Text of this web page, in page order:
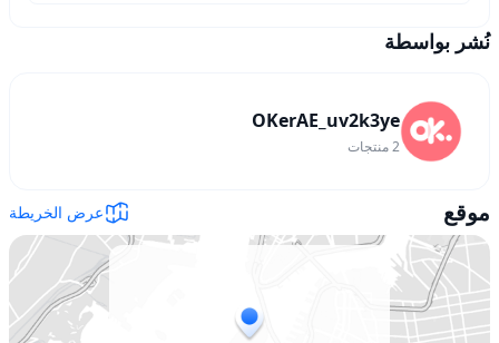
نُشر بواسطة
OKerAE_uv2k3ye
2منتجات
موقع عرض الخريطة